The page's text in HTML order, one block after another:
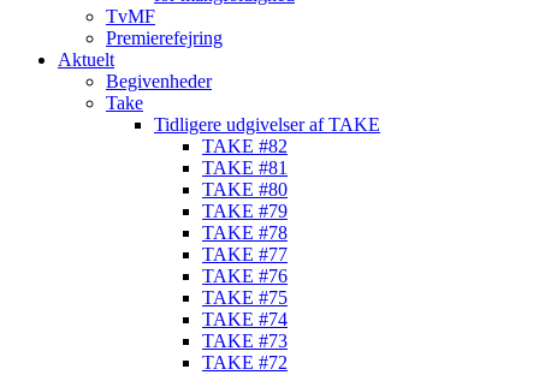
TvMF
Premierefejring
Aktuelt
Begivenheder
Take
Tidligere udgivelser af TAKE
TAKE #82
TAKE #81
TAKE #80
TAKE #79
TAKE #78
TAKE #77
TAKE #76
TAKE #75
TAKE #74
TAKE #73
TAKE #72